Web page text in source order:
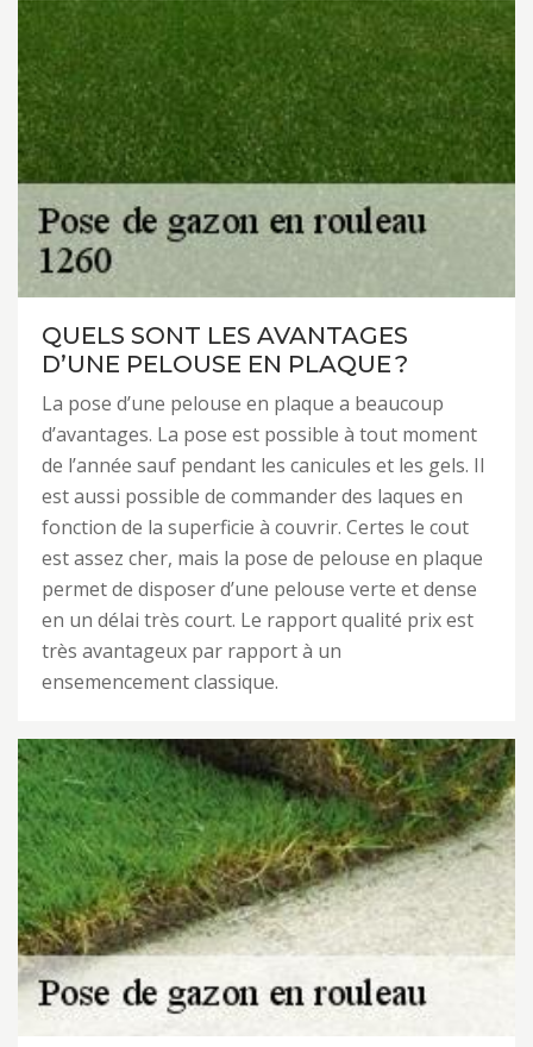
QUELS SONT LES AVANTAGES
D’UNE PELOUSE EN PLAQUE ?
La pose d’une pelouse en plaque a beaucoup
d’avantages. La pose est possible à tout moment
de l’année sauf pendant les canicules et les gels. Il
est aussi possible de commander des laques en
fonction de la superficie à couvrir. Certes le cout
est assez cher, mais la pose de pelouse en plaque
permet de disposer d’une pelouse verte et dense
en un délai très court. Le rapport qualité prix est
très avantageux par rapport à un
ensemencement classique.